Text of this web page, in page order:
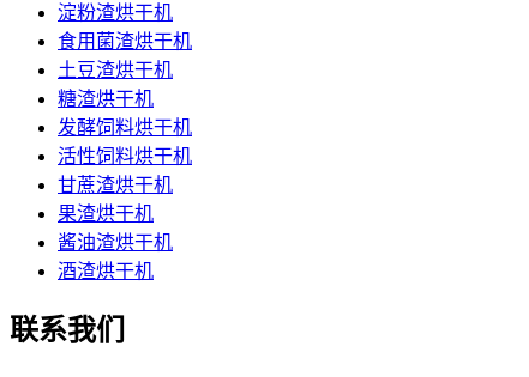
淀粉渣烘干机
食用菌渣烘干机
土豆渣烘干机
糖渣烘干机
发酵饲料烘干机
活性饲料烘干机
甘蔗渣烘干机
果渣烘干机
酱油渣烘干机
酒渣烘干机
联系我们